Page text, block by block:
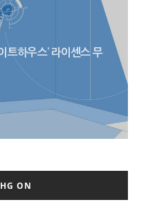
트하우스’ 라이센스 무
ON